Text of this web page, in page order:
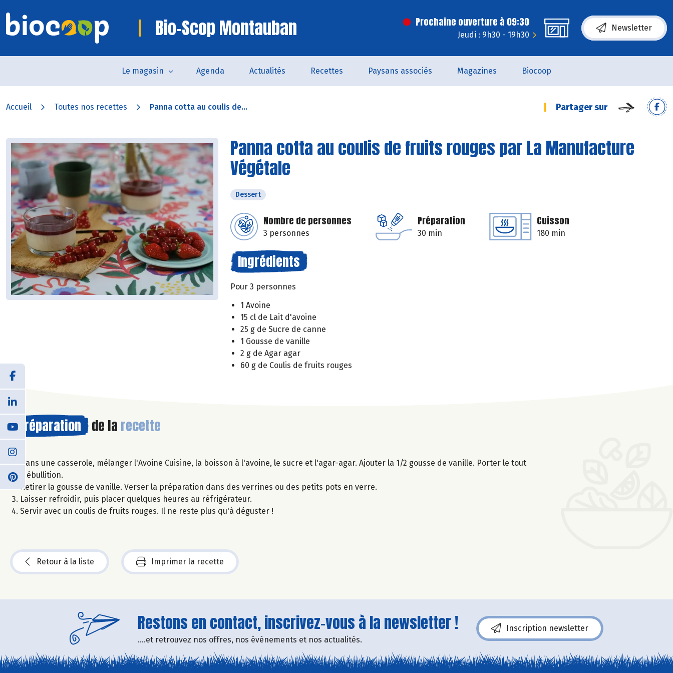
Bio-Scop Montauban Prochaine ouverture à 09:30
Jeudi : 9h30 - 19h30
Newsletter
Le magasin Agenda Actualités Recettes Paysans associés Magazines Biocoop
Accueil Toutes nos recettes Panna cotta au coulis de... Partager sur
Panna cotta au coulis de fruits rouges par La Manufacture
Végétale
Dessert
Nombre de personnes
3 personnes
Préparation
30 min
Cuisson
180 min
Ingrédients
Pour 3 personnes
1 Avoine
15 cl de Lait d'avoine
25 g de Sucre de canne
1 Gousse de vanille
2 g de Agar agar
60 g de Coulis de fruits rouges
Préparation de la recette
Dans une casserole, mélanger l'Avoine Cuisine, la boisson à l'avoine, le sucre et l'agar-agar. Ajouter la 1/2 gousse de vanille. Porter le tout
à ébullition.
Retirer la gousse de vanille. Verser la préparation dans des verrines ou des petits pots en verre.
Laisser refroidir, puis placer quelques heures au réfrigérateur.
Servir avec un coulis de fruits rouges. Il ne reste plus qu'à déguster !
Retour à la liste Imprimer la recette
Restons en contact, inscrivez-vous à la newsletter !
....et retrouvez nos offres, nos événements et nos actualités.
Inscription newsletter